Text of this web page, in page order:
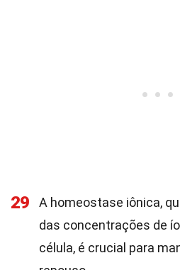
29
A homeostase iônica,
das concentrações de
célula, é crucial para